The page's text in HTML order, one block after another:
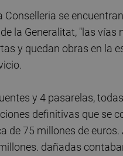
se
la Generalitat, "las
y quedan obras en la
y 4 pasarelas,
definitivas que se
de 75 millones de
dañadas